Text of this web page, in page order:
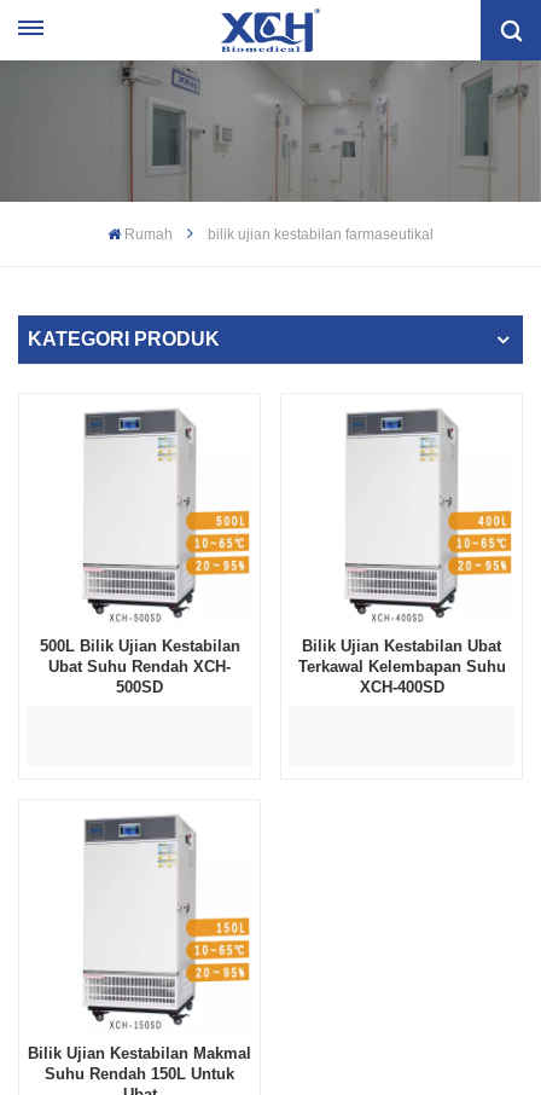
Rumah bilik ujian kestabilan farmaseutikal
KATEGORI PRODUK
500L Bilik Ujian Kestabilan
Ubat Suhu Rendah XCH-
500SD
Bilik Ujian Kestabilan Ubat
Terkawal Kelembapan Suhu
XCH-400SD
Bilik Ujian Kestabilan Makmal
Suhu Rendah 150L Untuk